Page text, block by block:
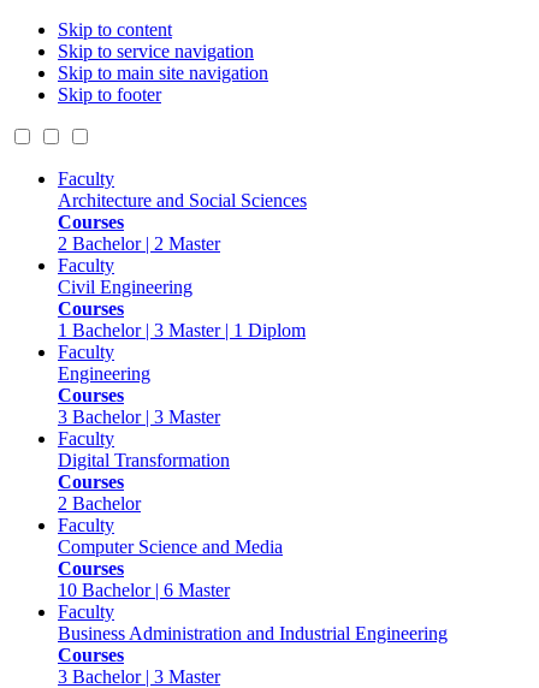
Skip to content
Skip to service navigation
Skip to main site navigation
Skip to footer
Faculty
Architecture and Social Sciences
Courses
2 Bachelor | 2 Master
Faculty
Civil Engineering
Courses
1 Bachelor | 3 Master | 1 Diplom
Faculty
Engineering
Courses
3 Bachelor | 3 Master
Faculty
Digital Transformation
Courses
2 Bachelor
Faculty
Computer Science and Media
Courses
10 Bachelor | 6 Master
Faculty
Business Administration and Industrial Engineering
Courses
3 Bachelor | 3 Master